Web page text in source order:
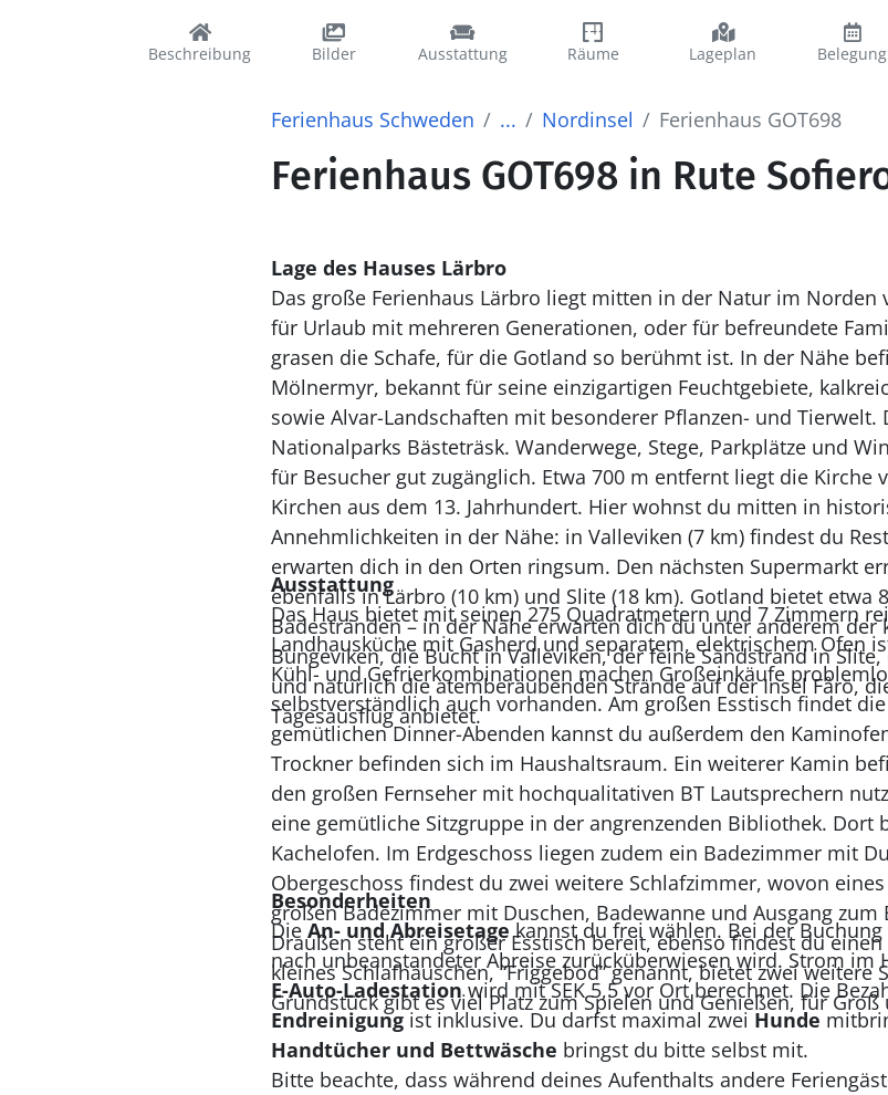
Beschreibung Bilder Ausstattung Räume Lageplan Belegung
Ferienhaus Schweden ... Nordinsel Ferienhaus GOT698
Ferienhaus GOT698 in Rute
Lage des Hauses Lärbro
Das große Ferienhaus Lärbro liegt mitten in der Natur im
für Urlaub mit mehreren Generationen, oder für befreundete
grasen die Schafe, für die Gotland so berühmt ist. In der Nähe
Mölnermyr, bekannt für seine einzigartigen Feuchtgebiete,
sowie Alvar-Landschaften mit besonderer Pflanzen- und Tierwelt.
Nationalparks Bästeträsk. Wanderwege, Stege, Parkplätze und
für Besucher gut zugänglich. Etwa 700 m entfernt liegt die Kirche
Kirchen aus dem 13. Jahrhundert. Hier wohnst du mitten in
Annehmlichkeiten in der Nähe: in Valleviken (7 km) findest du
erwarten dich in den Orten ringsum. Den nächsten Supermarkt
ebenfalls in Lärbro (10 km) und Slite (18 km). Gotland bietet etwa
Badestränden – in der Nähe erwarten dich du unter anderem
Bungeviken, die Bucht in Valleviken, der feine Sandstrand in Slite,
und natürlich die atemberaubenden Strände auf der Insel Fårö,
Tagesausflug anbietet.
Ausstattung
Das Haus bietet mit seinen 275 Quadratmetern und 7 Zimmern
Landhausküche mit Gasherd und separatem, elektrischem Ofen
Kühl- und Gefrierkombinationen machen Großeinkäufe
selbstverständlich auch vorhanden. Am großen Esstisch findet die
gemütlichen Dinner-Abenden kannst du außerdem den
Trockner befinden sich im Haushaltsraum. Ein weiterer Kamin
den großen Fernseher mit hochqualitativen BT Lautsprechern
eine gemütliche Sitzgruppe in der angrenzenden Bibliothek. Dort
Kachelofen. Im Erdgeschoss liegen zudem ein Badezimmer mit
Obergeschoss findest du zwei weitere Schlafzimmer, wovon
großen Badezimmer mit Duschen, Badewanne und Ausgang zum
Draußen steht ein großer Esstisch bereit, ebenso findest du
kleines Schlafhäuschen, “Friggebod” genannt, bietet zwei weitere
Grundstück gibt es viel Platz zum Spielen und Genießen, für Groß
Besonderheiten
Die An- und Abreisetagekannst du frei wählen. Bei der
nach unbeanstandeter Abreise zurücküberwiesen wird. Strom im
E-Auto-Ladestationwird mit SEK 5,5 vor Ort berechnet. Die
Endreinigung ist inklusive. Du darfst maximal zwei Hunde
Handtücher und Bettwäsche bringst du bitte selbst mit.
Bitte beachte, dass während deines Aufenthalts andere